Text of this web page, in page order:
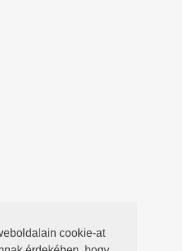
cookie-at